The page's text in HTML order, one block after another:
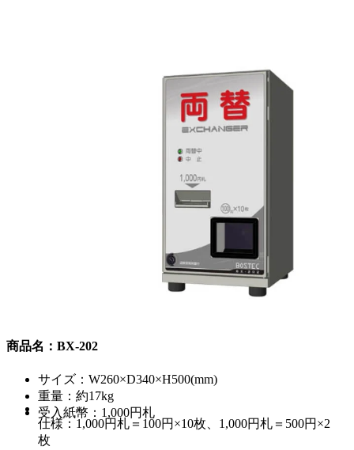
商品名：BX-202
サイズ：W260×D340×H500(mm)
重量：約17kg
受入紙幣：1,000円札
仕様：1,000円札＝100円×10枚、1,000円札＝500円×2
枚